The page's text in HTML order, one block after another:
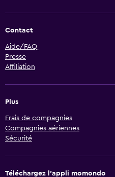
Contact
Aide/FAQ
Presse
Affiliation
Plus
Frais de compagnies
Compagnies aériennes
Sécurité
Téléchargez l’appli momondo